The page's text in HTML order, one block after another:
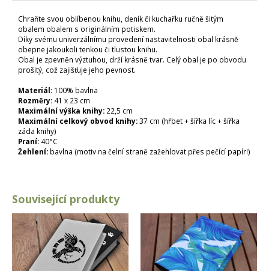
Chraňte svou oblíbenou knihu, deník či kuchařku ručně šitým
obalem obalem s originálním potiskem.
Díky svému univerzálnímu provedení nastavitelnosti obal krásně
obepne jakoukoli tenkou či tlustou knihu.
Obal je zpevněn výztuhou, drží krásně tvar. Celý obal je po obvodu
prošitý, což zajišťuje jeho pevnost.
Materiál: 100% bavlna
Rozměry: 41 x 23 cm
Maximální výška knihy: 22,5 cm
Maximální celkový obvod knihy:37 cm (hřbet + šířka líc + šířka
záda knihy)
Praní: 40°C
Žehlení: bavlna (motiv na čelní straně zažehlovat přes pečící papír!)
Související produkty